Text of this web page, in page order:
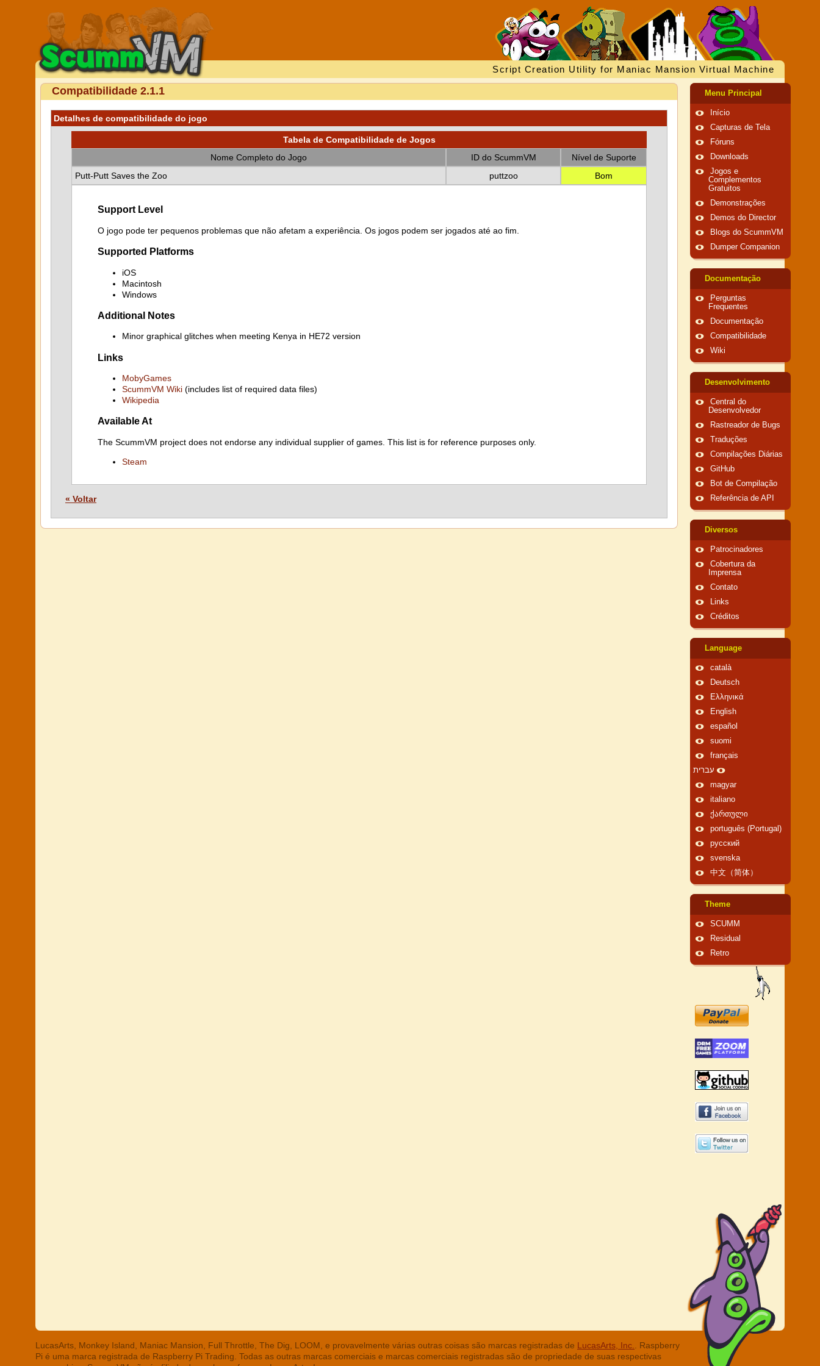
Script Creation Utility for Maniac Mansion Virtual Machine
Compatibilidade 2.1.1
Detalhes de compatibilidade do jogo
Tabela de Compatibilidade de Jogos
Nome Completo do Jogo
ID do ScummVM
Nível de Suporte
Putt-Putt Saves the Zoo
puttzoo Bom
Support Level
O jogo pode ter pequenos problemas que não afetam a experiência. Os jogos podem ser jogados até ao fim.
Supported Platforms
iOS
Macintosh
Windows
Additional Notes
Minor graphical glitches when meeting Kenya in HE72 version
Links
MobyGames
ScummVM Wiki (includes list of required data files)
Wikipedia
Available At
The ScummVM project does not endorse any individual supplier of games. This list is for reference purposes only.
Steam
« Voltar
Menu Principal
Início
Capturas de Tela
Fóruns
Downloads
Jogos e
Complementos
Gratuitos
Demonstrações
Demos do Director
Blogs do ScummVM
Dumper Companion
Documentação
Perguntas
Frequentes
Documentação
Compatibilidade
Wiki
Desenvolvimento
Central do
Desenvolvedor
Rastreador de Bugs
Traduções
Compilações Diárias
GitHub
Bot de Compilação
Referência de API
Diversos
Patrocinadores
Cobertura da
Imprensa
Contato
Links
Créditos
Language
català
Deutsch
Ελληνικά
English
español
suomi
français
עברית
magyar
italiano
ქართული
português (Portugal)
русский
svenska
中文（简体）
Theme
SCUMM
Residual
Retro
LucasArts, Monkey Island, Maniac Mansion, Full Throttle, The Dig, LOOM, e provavelmente várias outras coisas são marcas registradas de LucasArts, Inc.
. Raspberry
Pi é uma marca registrada de Raspberry Pi Trading. Todas as outras marcas comerciais e marcas comerciais registradas são de propriedade de suas respectivas